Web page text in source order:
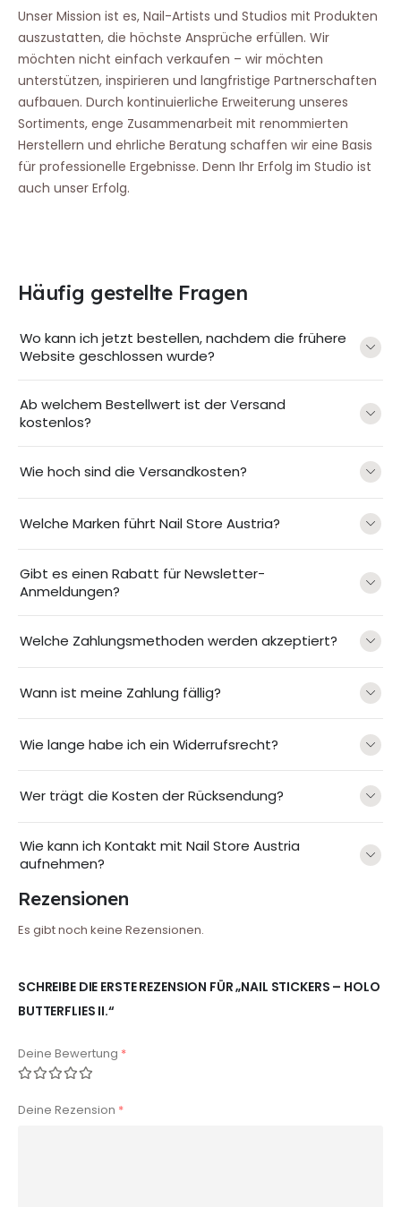
Unser Mission ist es, Nail-Artists und Studios mit Produkten
auszustatten, die höchste Ansprüche erfüllen. Wir
möchten nicht einfach verkaufen – wir möchten
unterstützen, inspirieren und langfristige Partnerschaften
aufbauen. Durch kontinuierliche Erweiterung unseres
Sortiments, enge Zusammenarbeit mit renommierten
Herstellern und ehrliche Beratung schaffen wir eine Basis
für professionelle Ergebnisse. Denn Ihr Erfolg im Studio ist
auch unser Erfolg.
Häufig gestellte Fragen
Wo kann ich jetzt bestellen, nachdem die frühere
Website geschlossen wurde?
Ab welchem Bestellwert ist der Versand
kostenlos?
Wie hoch sind die Versandkosten?
Welche Marken führt Nail Store Austria?
Gibt es einen Rabatt für Newsletter-
Anmeldungen?
Welche Zahlungsmethoden werden akzeptiert?
Wann ist meine Zahlung fällig?
Wie lange habe ich ein Widerrufsrecht?
Wer trägt die Kosten der Rücksendung?
Wie kann ich Kontakt mit Nail Store Austria
aufnehmen?
Rezensionen
Es gibt noch keine Rezensionen.
SCHREIBE DIE ERSTE REZENSION FÜR „NAIL STICKERS – HOLO
BUTTERFLIES II.“
Deine Bewertung *
Deine Rezension *